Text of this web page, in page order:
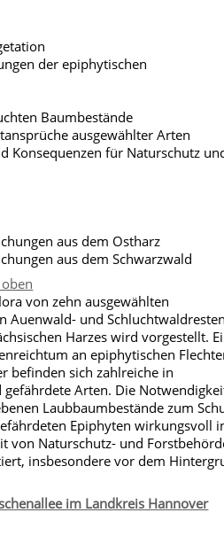
der epiphytischen
Baumbestände
ausgewählter Arten
Konsequenzen für Naturschutz
aus dem Ostharz
aus dem Schwarzwald
von zehn ausgewählten
Auenwald- und
Harzes wird vorgestellt.
an epiphytischen
befinden sich zahlreiche in
gefährdete Arten. Die
Laubbaumbestände zum
Epiphyten wirkungsvoll
von Naturschutz- und
insbesondere vor dem
im Landkreis Hannover